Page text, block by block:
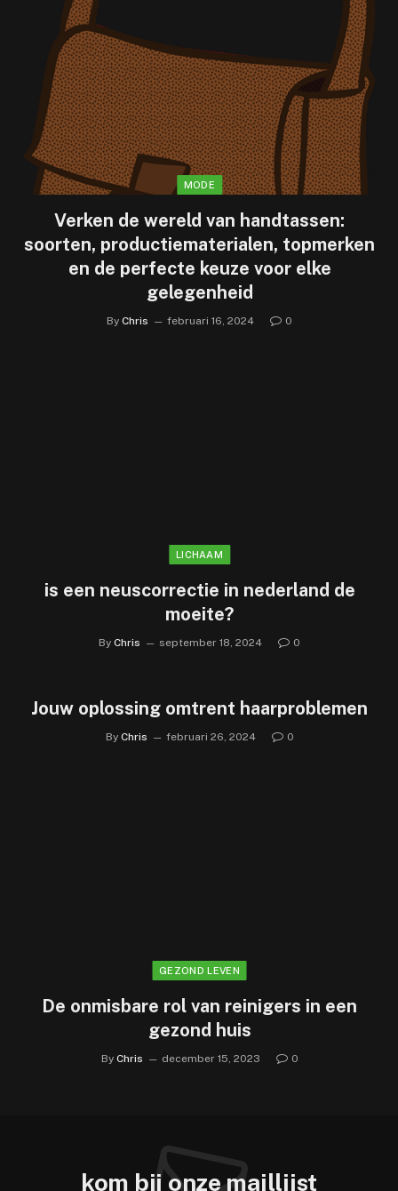
MODE
Verken de wereld van handtassen:
soorten, productiematerialen, topmerken
en de perfecte keuze voor elke
gelegenheid
By Chris februari 16, 2024 0
LICHAAM
is een neuscorrectie in nederland de
moeite?
By Chris september 18, 2024 0
Jouw oplossing omtrent haarproblemen
By Chris februari 26, 2024 0
GEZOND LEVEN
De onmisbare rol van reinigers in een
gezond huis
By Chris december 15, 2023 0
kom bij onze maillijst